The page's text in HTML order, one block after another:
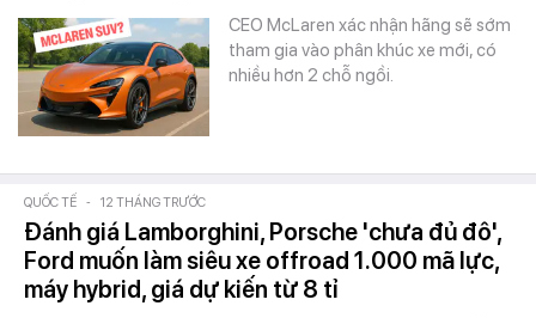
CEO McLaren xác nhận hãng sẽ sớm
tham gia vào phân khúc xe mới, có
nhiều hơn 2 chỗ ngồi.
QUỐC TẾ - 12 THÁNG TRƯỚC
Đánh giá Lamborghini, Porsche 'chưa đủ đô',
Ford muốn làm siêu xe offroad 1.000 mã lực,
máy hybrid, giá dự kiến từ 8 tỉ